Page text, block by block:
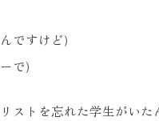
ですけど)
で)
ストを忘れた学生がいた